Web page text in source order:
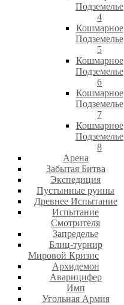
Подземелье
4
Кошмарное
Подземелье
5
Кошмарное
Подземелье
6
Кошмарное
Подземелье
7
Кошмарное
Подземелье
8
Арена
Забытая Битва
Экспедиция
Пустынные руины
Древнее Испытание
Испытание
Смотрителя
Запределье
Блиц-турнир
Мировой Кризис
Архидемон
Аварицифер
Имп
Угольная Армия